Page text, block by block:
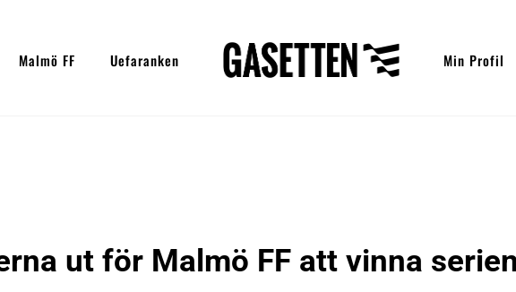
Malmö FF Uefaranken Min Profil
ut för Malmö FF att vinna serien